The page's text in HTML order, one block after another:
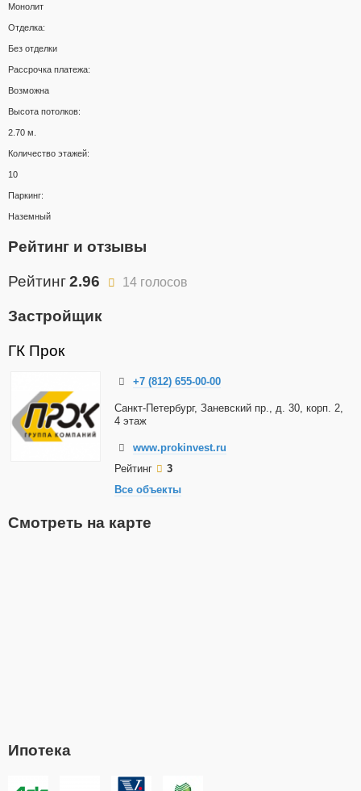
Монолит
Отделка:
Без отделки
Рассрочка платежа:
Возможна
Высота потолков:
2.70 м.
Количество этажей:
10
Паркинг:
Наземный
Рейтинг и отзывы
Рейтинг2.96 14 голосов
Застройщик
ГК Прок
+7 (812) 655-00-00
Санкт-Петербург, Заневский пр., д. 30, корп. 2,
4 этаж
www.prokinvest.ru
Рейтинг
3
Все объекты
Смотреть на карте
Ипотека